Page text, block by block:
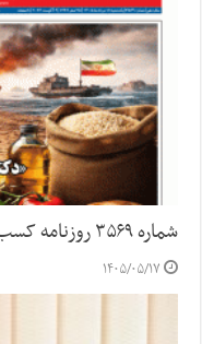
شماره ۳۵۶۹ روزنامه کسب و کار
۱۴۰۵/۰۵/۱۷